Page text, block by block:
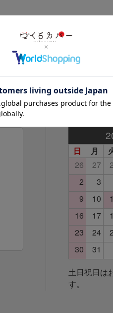
土日祝日は
す。